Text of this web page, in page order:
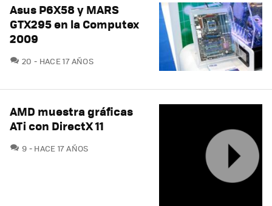
Asus P6X58 y MARS
GTX295 en la Computex
2009
20 COMENTARIOS
HACE 17 AÑOS
AMD muestra gráficas
ATi con DirectX 11
9 COMENTARIOS
HACE 17 AÑOS